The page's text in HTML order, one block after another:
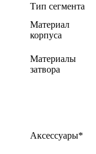
Тип сегмента
Материал
корпуса
Материалы
затвора
Аксессуары*